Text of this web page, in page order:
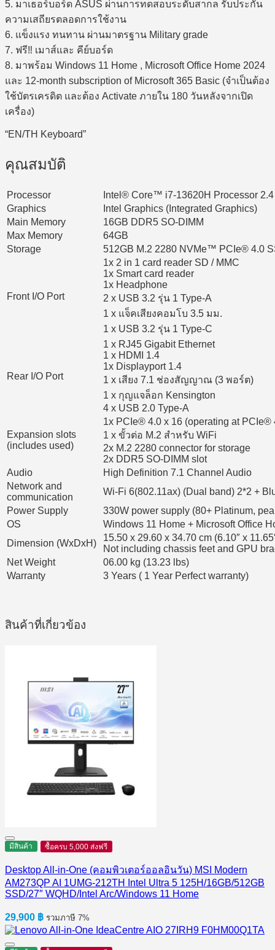
5. มาเธอร์บอร์ด ASUS ผ่านการทดสอบระดับสากล รับประกัน
ความเสถียรตลอดการใช้งาน
6. แข็งแรง ทนทาน ผ่านมาตรฐาน Military grade
7. ฟรี‼ เมาส์และ คีย์บอร์ด
8. มาพร้อม Windows 11 Home , Microsoft Office Home 2024
และ 12-month subscription of Microsoft 365 Basic (จำเป็นต้อง
ใช้บัตรเครดิต และต้อง Activate ภายใน 180 วันหลังจากเปิด
เครื่อง)
“EN/TH Keyboard”
คุณสมบัติ
Processor
Intel® Core™ i7-13620H Processor
Graphics
Intel Graphics (Integrated Graphics)
Main Memory
16GB DDR5 SO-DIMM
Max Memory
64GB
Storage
512GB M.2 2280 NVMe™ PCIe® 4.0
Front I/O Port
1x 2 in 1 card reader SD / MMC
1x Smart card reader
1x Headphone
2 x USB 3.2 รุ่น 1 Type-A
1 x แจ็คเสียงคอมโบ 3.5 มม.
1 x USB 3.2 รุ่น 1 Type-C
Rear I/O Port
1 x RJ45 Gigabit Ethernet
1 x HDMI 1.4
1x Displayport 1.4
1 x เสียง 7.1 ช่องสัญญาณ (3 พอร์ต)
1 x กุญแจล็อก Kensington
4 x USB 2.0 Type-A
Expansion slots
(includes used)
1x PCIe® 4.0 x 16 (operating at PCIe®
1 x ขั้วต่อ M.2 สำหรับ WiFi
2x M.2 2280 connector for storage
2x DDR5 SO-DIMM slot
Audio
High Definition 7.1 Channel Audio
Network and
communication
Wi-Fi 6(802.11ax) (Dual band) 2*2 +
Power Supply
330W power supply (80+ Platinum,
OS
Windows 11 Home + Microsoft Office
Dimension (WxDxH)
15.50 x 29.60 x 34.70 cm (6.10″ x
Not including chassis feet and GPU
Net Weight
06.00 kg (13.23 lbs)
Warranty
3 Years ( 1 Year Perfect warranty)
สินค้าที่เกี่ยวข้อง
มีสินค้า ซื้อครบ 5,000 ส่งฟรี
Desktop All-in-One (คอมพิวเตอร์ออลอินวัน) MSI Modern
AM273QP AI 1UMG-212TH Intel Ultra 5 125H/16GB/512GB
SSD/27″ WQHD/Intel Arc/Windows 11 Home
29,900 ฿ รวมภาษี 7%